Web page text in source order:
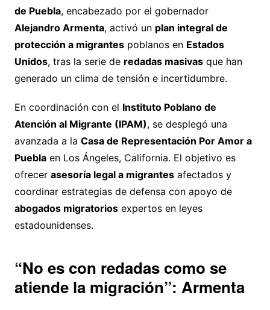
de Puebla, encabezado por el gobernador
Alejandro Armenta, activó un plan integral de
protección a migrantespoblanos en Estados
Unidos, tras la serie de redadas masivasque han
generado un clima de tensión e incertidumbre.
En coordinación con el Instituto Poblano de
Atención al Migrante (IPAM), se desplegó una
avanzada a la Casa de Representación Por Amor a
Pueblaen Los Ángeles, California. El objetivo es
ofrecer asesoría legal a migrantesafectados y
coordinar estrategias de defensa con apoyo de
abogados migratoriosexpertos en leyes
estadounidenses.
“No es con redadas como se
atiende la migración”: Armenta